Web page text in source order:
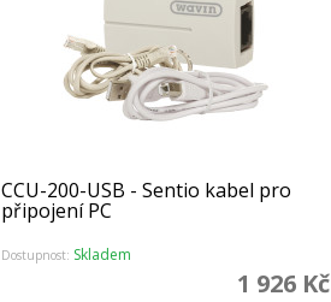
CCU-200-USB - Sentio kabel pro
připojení PC
Dostupnost: Skladem
1 926 Kč